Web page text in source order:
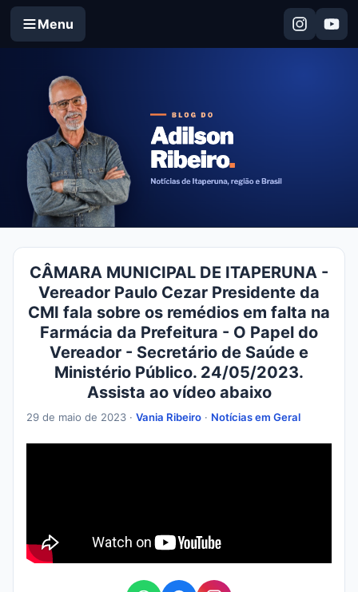
Menu
CÂMARA MUNICIPAL DE ITAPERUNA -
Vereador Paulo Cezar Presidente da
CMI fala sobre os remédios em falta na
Farmácia da Prefeitura - O Papel do
Vereador - Secretário de Saúde e
Ministério Público. 24/05/2023.
Assista ao vídeo abaixo
29 de maio de 2023 · Vania Ribeiro · Notícias em Geral